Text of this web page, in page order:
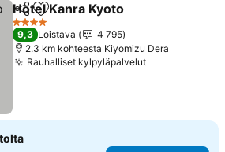
Jaa Lisää suosikkeihin
Hotel Kanra Kyoto
4 Tähtiluokitus
9,3 Loistava
4 795
2.3 km kohteesta Kiyomizu Dera
Rauhalliset kylpyläpalvelutKatso hinnat